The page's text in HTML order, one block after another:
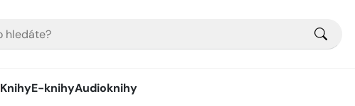
KnihyE-knihyAudioknihy